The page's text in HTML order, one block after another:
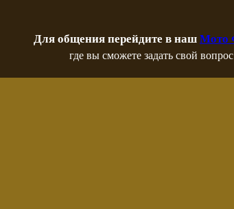
Для общения перейдите в наш Мото
где вы сможете задать свой вопрос